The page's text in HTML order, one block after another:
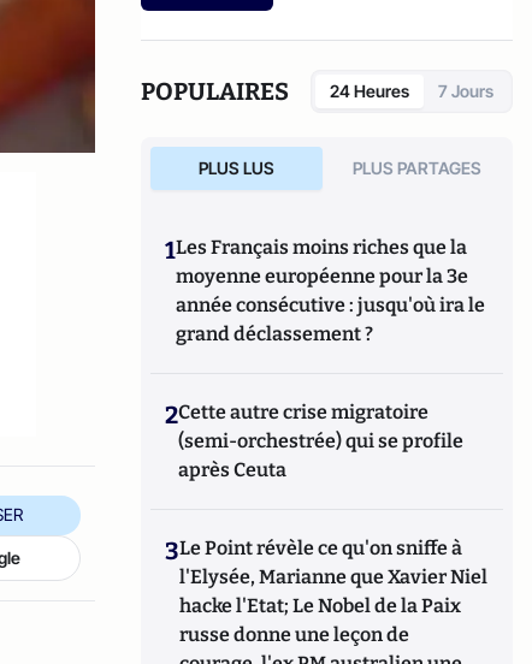
POPULAIRES 24 Heures 7 Jours
PLUS LUS PLUS PARTAGES
1Les Français moins riches que la
moyenne européenne pour la 3e
année consécutive : jusqu'où ira le
grand déclassement ?
2Cette autre crise migratoire
(semi-orchestrée) qui se profile
après Ceuta
3Le Point révèle ce qu'on sniffe à
l'Elysée, Marianne que Xavier Niel
hacke l'Etat; Le Nobel de la Paix
russe donne une leçon de